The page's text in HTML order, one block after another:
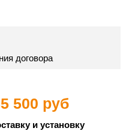
договора
500 руб
и установку